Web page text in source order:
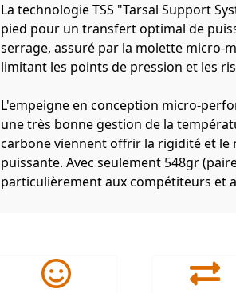
La technologie TSS "Tarsal Support
pied pour un transfert optimal de
serrage, assuré par la molette micro-
limitant les points de pression et les
L'empeigne en conception micro-
une très bonne gestion de la
carbone viennent offrir la rigidité et le
puissante. Avec seulement 548gr
particulièrement aux compétiteurs et